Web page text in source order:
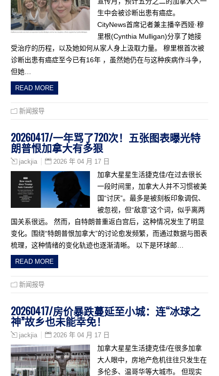
生中会被诊断出患有癌症。
CityNews首席记者兼主播辛西娅·穆
里根(Cynthia Mulligan)分享了她接
受治疗的历程，以及她如何从家人身上汲取力量。 穆里根首次被
诊断出患有癌症至今已有16年 ，虽然她仍在与这种疾病作斗争，
但她…
READ MORE
新闻报导
20260417/一年骂了720次！五张图表曝光特
朗普恨加拿大有多狠
jackjia 2026 年 04 月 17 日
加拿大星星生活捷克佳/在过去很长
一段时间里，加拿大人并不习惯被美
国“讨厌”。最多是被刻板印象调侃、
被忽视，但“敌意”这个词，似乎离两
国关系很远。 然而，自特朗普重返白宫后，这种情况发生了明显
变化。围绕“特朗普恨加拿大”的讨论愈发频繁，而通过数据与图表
梳理，这种情绪的变化轨迹也逐渐清晰。 以下是环球邮…
READ MORE
新闻报导
20260417/房价暴跌蔓延至小城：连“冰球之
神”故乡也未能幸免！
jackjia 2026 年 04 月 17 日
加拿大星星生活捷克佳/在很多加拿
大人眼中，房地产危机往往只发生在
多伦多、温哥华等大城市。 但现实